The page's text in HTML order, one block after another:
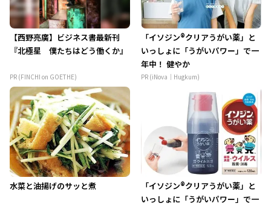
【西野亮廣】ビジネス書最新刊
『北極星 僕たちはどう働くか』
PR (FINCHI on GOETHE)
「イソジン®クリアうがい薬」と
いっしょに「うがいパワー」で一
年中！ 健やか
PR (iNova｜Hugkum)
水菜と油揚げのサッと煮
「イソジン®クリアうがい薬」と
いっしょに「うがいパワー」で一